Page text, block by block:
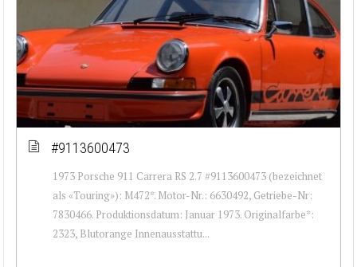
#9113600473
1973 Porsche 911 Carrera RS 2.7 #9113600473 (bezeichnet
als «Touring»): M472*. Motor-Nr.: 6630492, Getriebe-Nr:
7830466. Produktionsdatum: Januar 1973. Originalfarbe*:
2323, Blutorange Innenausstattu...